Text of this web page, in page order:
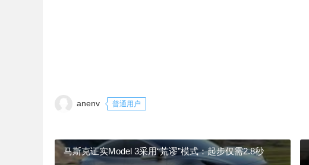
anenv 普通用户
马斯克证实Model 3采用“荒谬”模式：起步仅需2.8秒